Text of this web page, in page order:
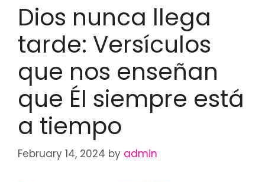
Dios nunca llega
tarde: Versículos
que nos enseñan
que Él siempre está
a tiempo
February 14, 2024 by admin